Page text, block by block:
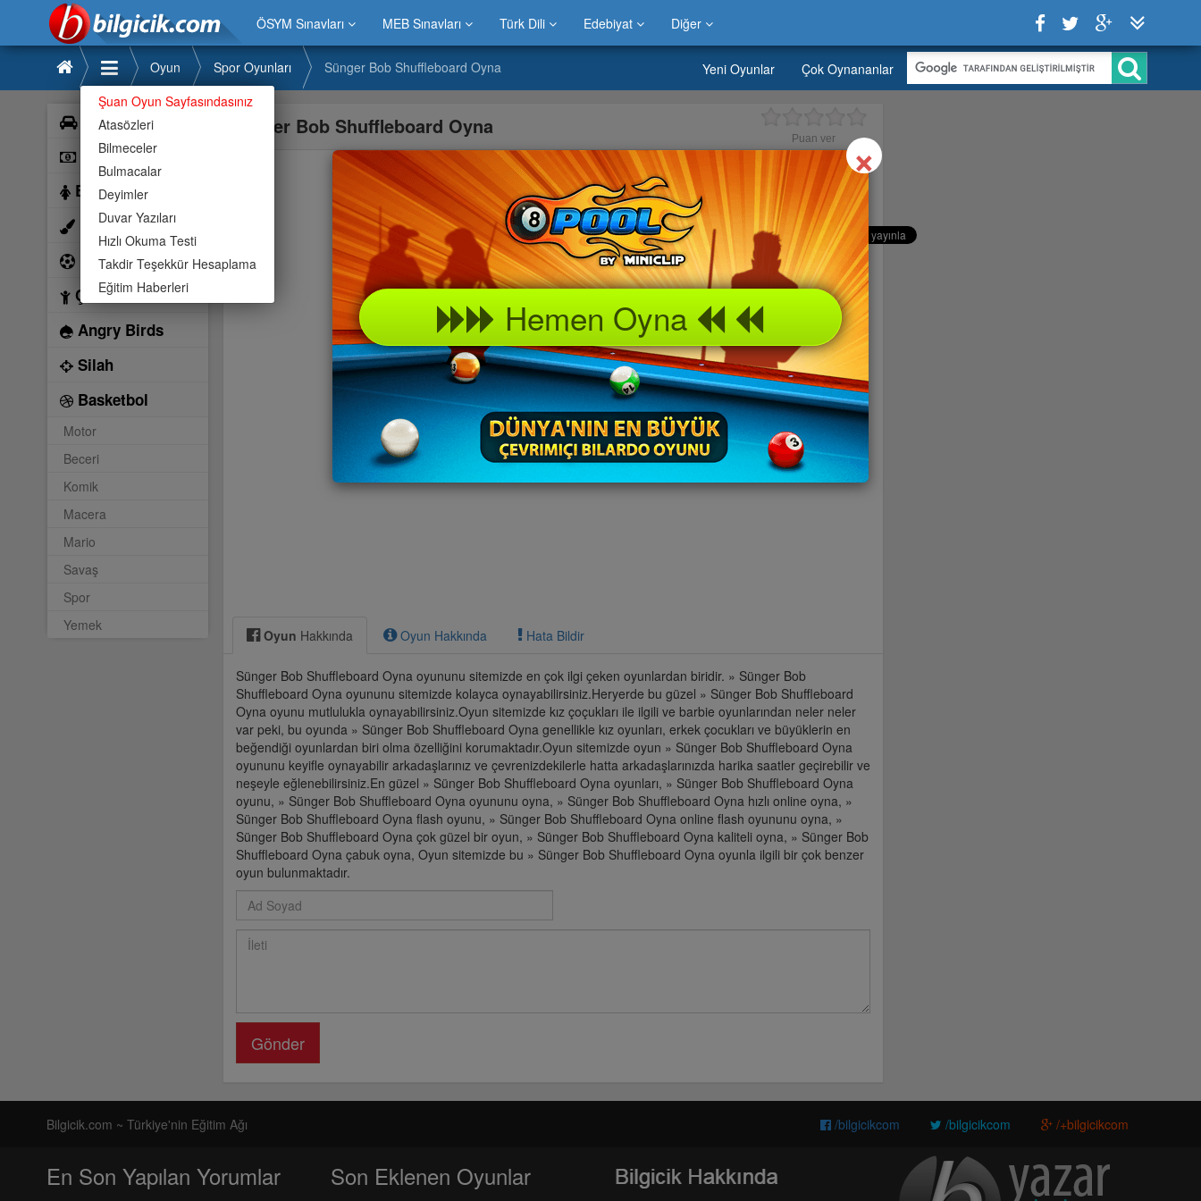
ÖSYM Sınavları MEB Sınavları Türk Dili Edebiyat Diğer
Şuan Oyun Sayfasındasınız
Atasözleri
Bilmeceler
Bulmacalar
Deyimler
Duvar Yazıları
Hızlı Okuma Testi
Takdir Teşekkür Hesaplama
Eğitim Haberleri
Oyun Spor Oyunları Sünger Bob Shuffleboard Oyna Yeni Oyunlar Çok Oynananlar
Araba
Bilardo
Barbie
Boyama
Futbol
Çocuk
Angry Birds
Silah
Basketbol
Motor
Beceri
Komik
Macera
Mario
Savaş
Spor
Yemek
Sünger Bob Shuffleboard Oyna Puan ver
Oyun Hakkında Oyun Hakkında Hata Bildir
Sünger Bob Shuffleboard Oyna oyununu sitemizde en çok ilgi çeken oyunlardan biridir. » Sünger Bob
Shuffleboard Oyna oyununu sitemizde kolayca oynayabilirsiniz.Heryerde bu güzel » Sünger Bob Shuffleboard
Oyna oyunu mutlulukla oynayabilirsiniz.Oyun sitemizde kız çoçukları ile ilgili ve barbie oyunlarından neler neler
var peki, bu oyunda » Sünger Bob Shuffleboard Oyna genellikle kız oyunları, erkek çocukları ve büyüklerin en
beğendiği oyunlardan biri olma özelliğini korumaktadır.Oyun sitemizde oyun » Sünger Bob Shuffleboard Oyna
oyununu keyifle oynayabilir arkadaşlarınız ve çevrenizdekilerle hatta arkadaşlarınızda harika saatler geçirebilir ve
neşeyle eğlenebilirsiniz.En güzel » Sünger Bob Shuffleboard Oyna oyunları, » Sünger Bob Shuffleboard Oyna
oyunu, » Sünger Bob Shuffleboard Oyna oyununu oyna, » Sünger Bob Shuffleboard Oyna hızlı online oyna, »
Sünger Bob Shuffleboard Oyna flash oyunu, » Sünger Bob Shuffleboard Oyna online flash oyununu oyna, »
Sünger Bob Shuffleboard Oyna çok güzel bir oyun, » Sünger Bob Shuffleboard Oyna kaliteli oyna, » Sünger Bob
Shuffleboard Oyna çabuk oyna, Oyun sitemizde bu » Sünger Bob Shuffleboard Oyna oyunla ilgili bir çok benzer
oyun bulunmaktadır.
Gönder
Bilgicik.com ~ Türkiye'nin Eğitim Ağı /bilgicikcom /bilgicikcom /+bilgicikcom
En Son Yapılan Yorumlar Son Eklenen Oyunlar
×Close
Hemen Oyna